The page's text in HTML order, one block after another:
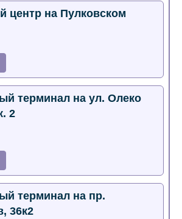
центр на Пулковском
терминал на ул. Олеко
2
терминал на пр.
36к2